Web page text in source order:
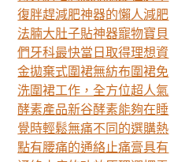
航
復胖趕減肥神器的懶人減肥
法腩大肚子貼神器寵物寶貝
們牙科最快當日取得理想資
金拋棄式圍裙無紡布圍裙免
洗圍裙工作，全方位超人氣
酵素產品新谷酵素能夠在睡
覺時輕鬆無痛不同的選購熱
點有腰痛的通絡止痛膏具有